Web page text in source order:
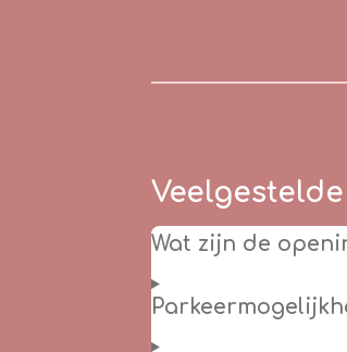
Wat zijn de